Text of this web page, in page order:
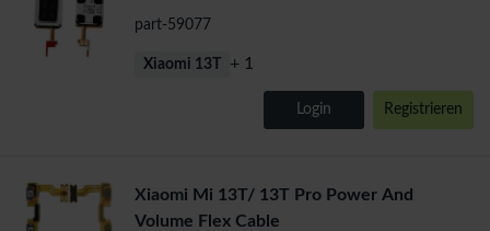
part-59077
Xiaomi 13T + 1
Login Registrieren
Xiaomi Mi 13T/ 13T Pro Power And
Volume Flex Cable